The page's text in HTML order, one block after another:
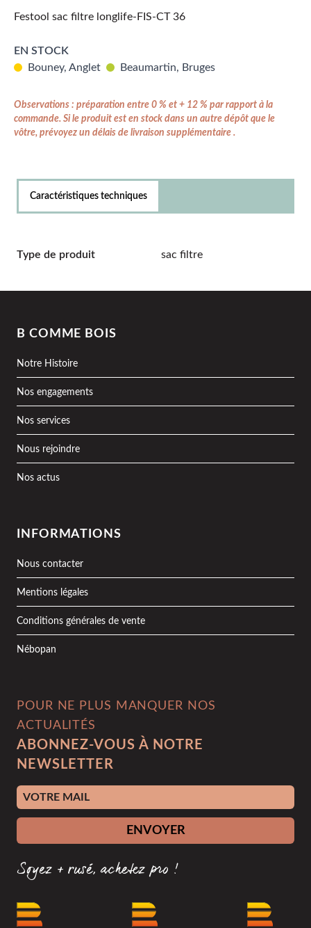
Festool sac filtre longlife-FIS-CT 36
EN STOCK
Bouney, Anglet
Beaumartin, Bruges
Observations : préparation entre 0 % et + 12 % par rapport à la
commande. Si le produit est en stock dans un autre dépôt que le
vôtre, prévoyez un délais de livraison supplémentaire .
Caractéristiques techniques
Type de produit sac filtre
B COMME BOIS
Notre Histoire
Nos engagements
Nos services
Nous rejoindre
Nos actus
INFORMATIONS
Nous contacter
Mentions légales
Conditions générales de vente
Nébopan
POUR NE PLUS MANQUER NOS
ACTUALITÉS
ABONNEZ-VOUS À NOTRE
NEWSLETTER
Adresse e-mail
ENVOYER
Soyez + rusé, achetez pro !